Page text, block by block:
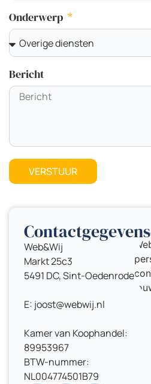
Onderwerp
Bericht
VERSTUUR
Contactgegevens
Web&Wij
Markt 25c3
5491 DC, Sint-Oedenrode
E: joost@webwij.nl
Kamer van Koophandel:
89953967
BTW-nummer:
NL004774501B79